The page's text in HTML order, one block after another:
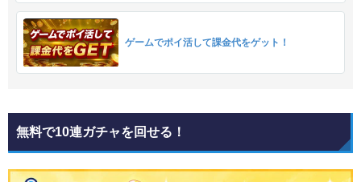
ゲームでポイ活して課金代をゲット！
無料で10連ガチャを回せる！